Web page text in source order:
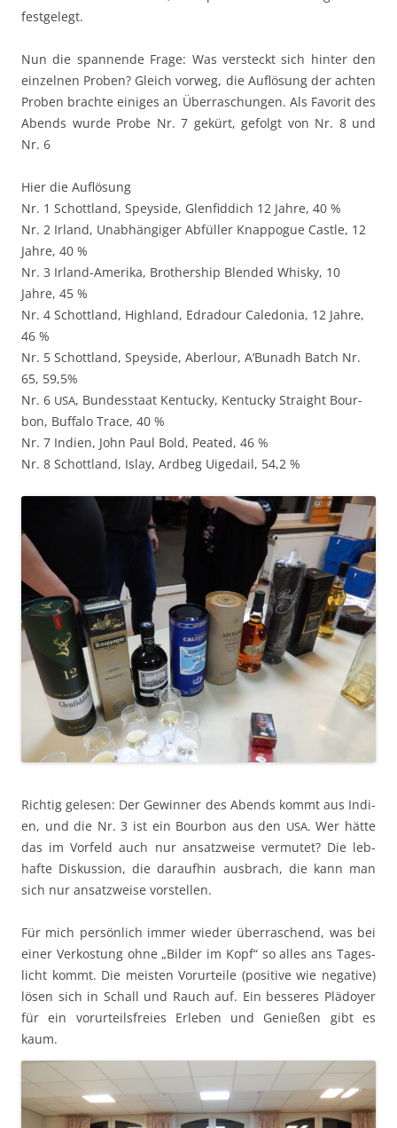
festgelegt.
Nun die span­nende Frage: Was ver­steckt sich hin­ter den
einzel­nen Proben? Gle­ich vor­weg, die Auflö­sung der acht­en
Proben brachte einiges an Über­raschun­gen. Als Favorit des
Abends wurde Probe Nr. 7 gekürt, gefol­gt von Nr. 8 und
Nr. 6
Hier die Auflö­sung
Nr. 1 Schot­t­land, Spey­side, Glen­fid­dich 12 Jahre, 40 %
Nr. 2 Irland, Unab­hängiger Abfüller Knap­pogue Cas­tle, 12
Jahre, 40 %
Nr. 3 Irland-Ameri­ka, Broth­er­ship Blend­ed Whisky, 10
Jahre, 45 %
Nr. 4 Schot­t­land, High­land, Edradour Cale­do­nia, 12 Jahre,
46 %
Nr. 5 Schot­t­land, Spey­side, Aber­lour, A‘Bunadh Batch Nr.
65, 59,5%
Nr. 6 USA, Bun­desstaat Ken­tucky, Ken­tucky Straight Bour­
bon, Buf­fa­lo Trace, 40 %
Nr. 7 Indi­en, John Paul Bold, Peat­ed, 46 %
Nr. 8 Schot­t­land, Islay, Ard­beg Uigedail, 54,2 %
Richtig gele­sen: Der Gewin­ner des Abends kommt aus Indi­
en, und die Nr. 3 ist ein Bour­bon aus den USA. Wer hätte
das im Vor­feld auch nur ansatzweise ver­mutet? Die leb­
hafte Diskus­sion, die daraufhin aus­brach, die kann man
sich nur ansatzweise vorstellen.
Für mich per­sön­lich immer wieder über­raschend, was bei
ein­er Verkos­tung ohne „Bilder im Kopf“ so alles ans Tages­
licht kommt. Die meis­ten Vorurteile (pos­i­tive wie neg­a­tive)
lösen sich in Schall und Rauch auf. Ein besseres Plä­doy­er
für ein vorurteils­freies Erleben und Genießen gibt es
kaum.